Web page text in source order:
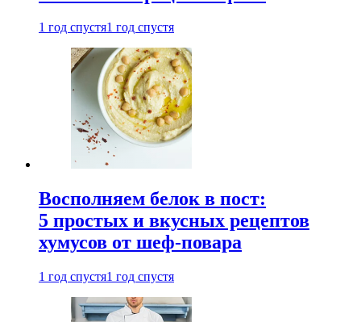
1 год спустя1 год спустя
Восполняем белок в пост:
5 простых и вкусных рецептов
хумусов от шеф-повара
1 год спустя1 год спустя